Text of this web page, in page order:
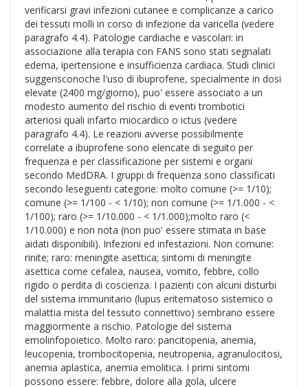
verificarsi gravi infezioni cutanee e complicanze a carico
dei tessuti molli in corso di infezione da varicella (vedere
paragrafo 4.4). Patologie cardiache e vascolari: in
associazione alla terapia con FANS sono stati segnalati
edema, ipertensione e insufficienza cardiaca. Studi clinici
suggerisconoche l'uso di ibuprofene, specialmente in dosi
elevate (2400 mg/giorno), puo' essere associato a un
modesto aumento del rischio di eventi trombotici
arteriosi quali infarto miocardico o ictus (vedere
paragrafo 4.4). Le reazioni avverse possibilmente
correlate a ibuprofene sono elencate di seguito per
frequenza e per classificazione per sistemi e organi
secondo MedDRA. I gruppi di frequenza sono classificati
secondo leseguenti categorie: molto comune (>= 1/10);
comune (>= 1/100 - < 1/10); non comune (>= 1/1.000 - <
1/100); raro (>= 1/10.000 - < 1/1.000);molto raro (<
1/10.000) e non nota (non puo' essere stimata in base
aidati disponibili). Infezioni ed infestazioni. Non comune:
rinite; raro: meningite asettica; sintomi di meningite
asettica come cefalea, nausea, vomito, febbre, collo
rigido o perdita di coscienza. I pazienti con alcuni disturbi
del sistema immunitario (lupus eritematoso sistemico o
malattia mista del tessuto connettivo) sembrano essere
maggiormente a rischio. Patologie del sistema
emolinfopoietico. Molto raro: pancitopenia, anemia,
leucopenia, trombocitopenia, neutropenia, agranulocitosi,
anemia aplastica, anemia emolitica. I primi sintomi
possono essere: febbre, dolore alla gola, ulcere